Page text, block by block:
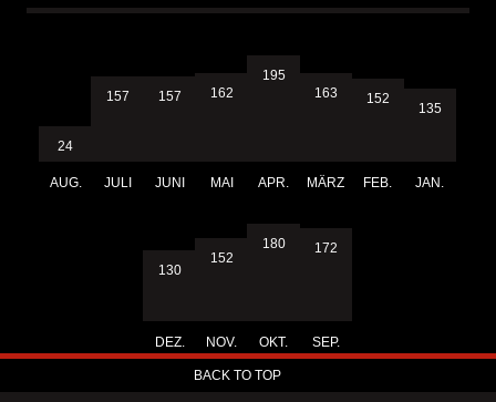
24
AUG.
157
JULI
157
JUNI
162
MAI
195
APR.
163
MÄRZ
152
FEB.
135
JAN.
130
DEZ.
152
NOV.
180
OKT.
172
SEP.
BACK TO TOP